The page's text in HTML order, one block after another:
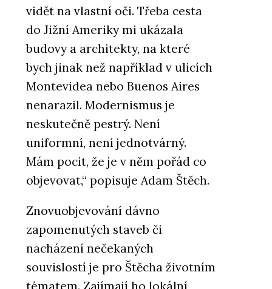
vidět na vlastní oči. Třeba cesta
do Jižní Ameriky mi ukázala
budovy a architekty, na které
bych jinak než například v ulicích
Montevidea nebo Buenos Aires
nenarazil. Modernismus je
neskutečně pestrý. Není
uniformní, není jednotvárný.
Mám pocit, že je v něm pořád co
objevovat,“ popisuje Adam Štěch.
Znovuobjevování dávno
zapomenutých staveb či
nacházení nečekaných
souvislostí je pro Štěcha životním
tématem. Zajímají ho lokální